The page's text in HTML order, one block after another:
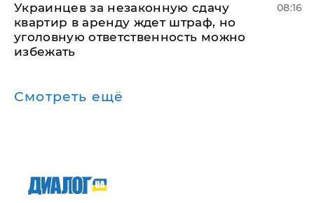
Украинцев за незаконную сдачу
квартир в аренду ждет штраф, но
уголовную ответственность можно
избежать
08:16
Смотреть ещё